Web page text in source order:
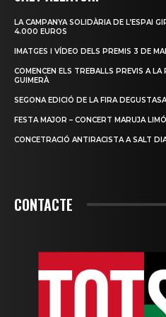
LA CAMPANYA SOLIDÀRIA DE L’ESPAI
4.000 EUROS
IMATGES I VÍDEO DELS PREMIS 3 DE
COMENCEN ELS TREBALLS PREVIS A LA
GUIMERÀ
SEGONA EDICIÓ DE LA FIRA
FESTA MAJOR – CONCERT MARUJA
CONCETRACIÓ ANTIRACISTA A SALT
CONTACTE